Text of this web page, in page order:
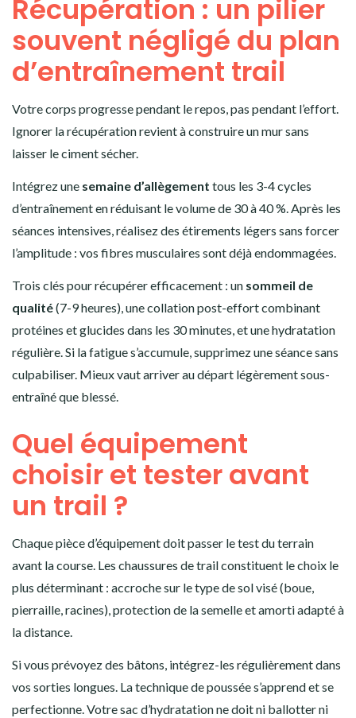
Récupération : un pilier
souvent négligé du plan
d’entraînement trail
Votre corps progresse pendant le repos, pas pendant l’effort.
Ignorer la récupération revient à construire un mur sans
laisser le ciment sécher.
Intégrez une semaine d’allègement tous les 3-4 cycles
d’entraînement en réduisant le volume de 30 à 40 %. Après les
séances intensives, réalisez des étirements légers sans forcer
l’amplitude : vos fibres musculaires sont déjà endommagées.
Trois clés pour récupérer efficacement : un sommeil de
qualité(7-9 heures), une collation post-effort combinant
protéines et glucides dans les 30 minutes, et une hydratation
régulière. Si la fatigue s’accumule, supprimez une séance sans
culpabiliser. Mieux vaut arriver au départ légèrement sous-
entraîné que blessé.
Quel équipement
choisir et tester avant
un trail ?
Chaque pièce d’équipement doit passer le test du terrain
avant la course. Les chaussures de trail constituent le choix le
plus déterminant : accroche sur le type de sol visé (boue,
pierraille, racines), protection de la semelle et amorti adapté à
la distance.
Si vous prévoyez des bâtons, intégrez-les régulièrement dans
vos sorties longues. La technique de poussée s’apprend et se
perfectionne. Votre sac d’hydratation ne doit ni ballotter ni